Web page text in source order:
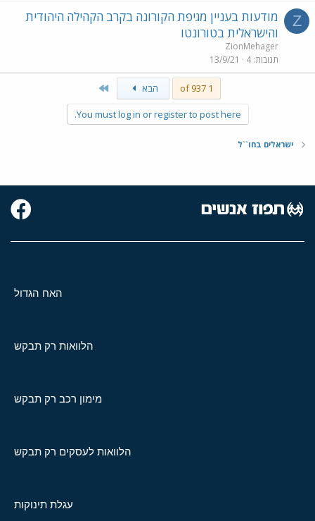
Z
מודעות בעניין מגיפת הקורונה בקרב הקהילה היהודית
והישראלית בטורונטו
ZionMehager
תגובות 4
13/9/21
1 of 937 הבא
You must log in or register to post here.
ישראלים בחו``ל
האח הגדול
הלוואות רק תבקש
מימון רכב רק תבקש
הלוואות לעסקים רק תבקש
עגלת תינוקות